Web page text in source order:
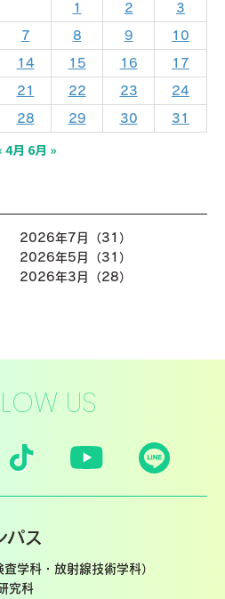
1 2 3
7 8 9 10
14 15 16 17
21 22 23 24
28 29 30 31
4月 6月 »
2026年7月（31）
2026年5月（31）
2026年3月（28）
US
パス
学科・放射線技術学科）
究科